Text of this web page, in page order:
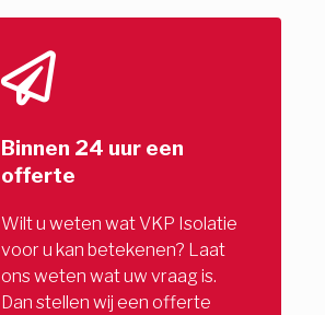
Binnen 24 uur een
offerte
Wilt u weten wat VKP Isolatie
voor u kan betekenen? Laat
ons weten wat uw vraag is.
Dan stellen wij een offerte